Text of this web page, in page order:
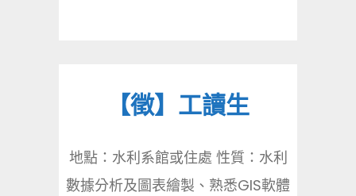
【徵】工讀生
地點：水利系館或住處 性質：水利
數據分析及圖表繪製、熟悉GIS軟體